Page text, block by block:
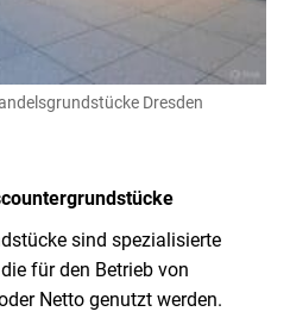
Dresden
sind spezialisierte
für den Betrieb von
Netto genutzt werden.